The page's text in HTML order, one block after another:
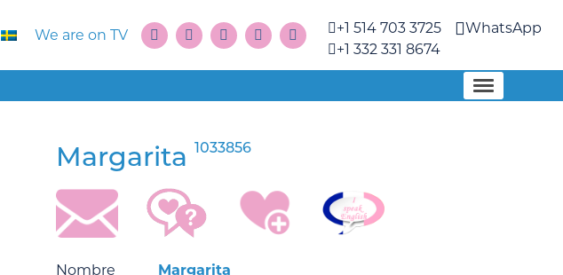
We are on TV
+1 514 703 3725
+1 332 331 8674
WhatsApp
Margarita 1033856
Nombre
Margarita